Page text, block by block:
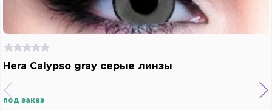
Hera Calypso gray серые линзы
под заказ